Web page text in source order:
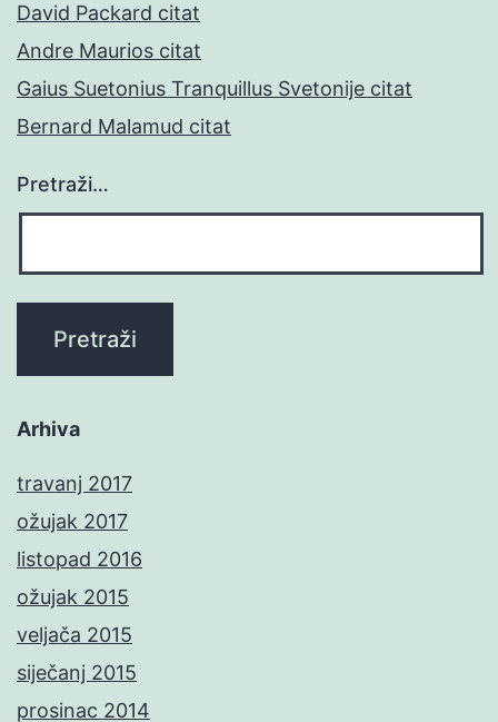
David Packard citat
Andre Maurios citat
Gaius Suetonius Tranquillus Svetonije citat
Bernard Malamud citat
Pretraži…
Arhiva
travanj 2017
ožujak 2017
listopad 2016
ožujak 2015
veljača 2015
siječanj 2015
prosinac 2014